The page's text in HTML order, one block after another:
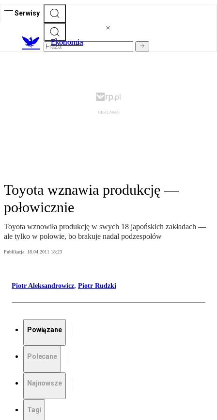
Serwisy
Ekonomia
Toyota wznawia produkcję —
połowicznie
Toyota wznowiła produkcję w swych 18 japońskich zakładach —
ale tylko w połowie, bo brakuje nadal podzespołów
Publikacja: 18.04.2011 18:23
Piotr Aleksandrowicz, Piotr Rudzki
Powiązane
Polecane
Najnowsze
Tagi